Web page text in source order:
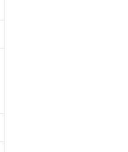
内データに基づき作成されるも
合があることをご了承くださ
のオムロン制御機器販売店・
たは開示しないようお願いしま
I-Webメンバーズにご登録され
当社および当社の共同利用者
で利用することをご了承くだ
ェニルエーテル類) : 1000ppm、
ブチルベンジル) : 1000ppm、
な影響を及ぼさない年数を意
れないよう必要な手段を講じ
他武器並びにこれらの製造装
を当該第三者に通知します。
れがある場合は、取り引きをい
お客様担当のオムロン制御